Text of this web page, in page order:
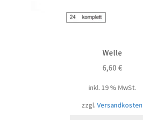
Welle
6,60 €
inkl. 19 % MwSt.
zzgl. Versandkosten